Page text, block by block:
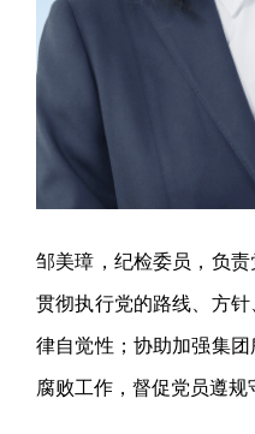
邹美璋，纪检委员，负
贯彻执行党的路线、方
律自觉性；协助加强集
腐败工作，督促党员遵规